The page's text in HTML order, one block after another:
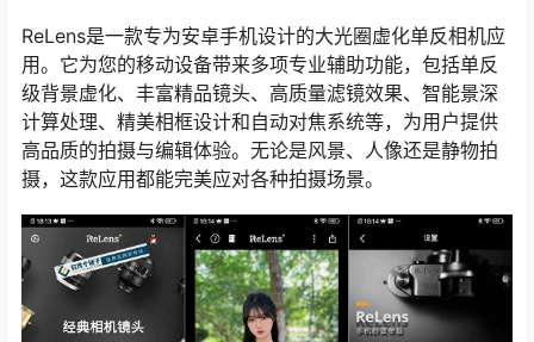
ReLens是一款专为安卓手机设计的大光圈虚化单反相机应
用。它为您的移动设备带来多项专业辅助功能，包括单反
级背景虚化、丰富精品镜头、高质量滤镜效果、智能景深
计算处理、精美相框设计和自动对焦系统等，为用户提供
高品质的拍摄与编辑体验。无论是风景、人像还是静物拍
摄，这款应用都能完美应对各种拍摄场景。